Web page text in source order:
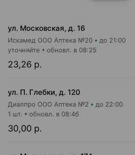
ул. Московская, д. 16
Искамед ООО Аптека №20 до 21:00
23,26 р.
уточняйте обновл. в 08:25
ул. П. Глебки, д. 120
Диалпро ООО Аптека №2 до 22:00
30,00 р.
1 шт. обновл. в 08:46